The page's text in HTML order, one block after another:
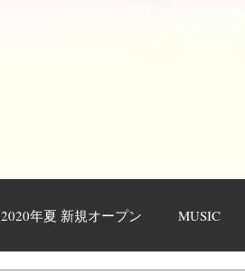
2020年夏 新規オープン MUSIC